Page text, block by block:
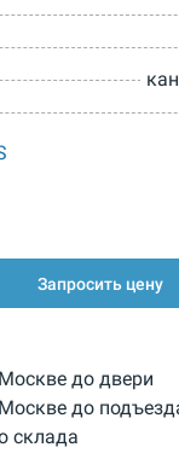
Запросить цену
до двери
до
склада